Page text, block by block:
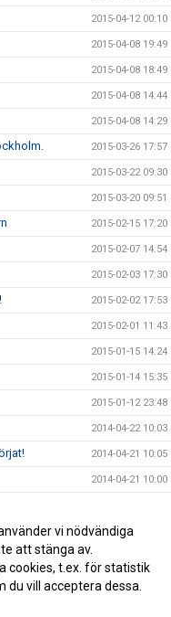
2015-04-12 00:10
2015-04-08 19:49
2015-04-08 18:49
2015-04-08 14:44
2015-04-08 14:29
2015-03-26 17:57
2015-03-22 09:30
2015-03-20 09:51
2015-02-15 17:20
2015-02-07 14:54
2015-02-03 17:30
2015-02-02 17:53
2015-02-01 11:43
2015-01-15 14:24
2015-01-14 15:35
2015-01-12 23:48
2014-04-22 10:03
2014-04-21 10:05
2014-04-21 10:00
2014-04-21 09:59
2014-04-21 09:12
vi nödvändiga
att stänga av.
cookies, t.ex. för statistik
du vill acceptera dessa.